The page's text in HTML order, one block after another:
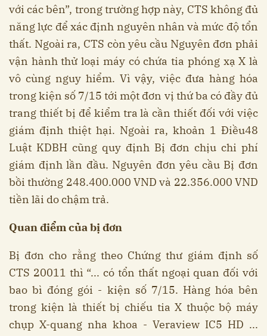
với các bên”, trong trường hợp này, CTS không đủ
năng lực để xác định nguyên nhân và mức độ tổn
thất. Ngoài ra, CTS còn yêu cầu Nguyên đơn phải
vận hành thử loại máy có chứa tia phóng xạ X là
vô cùng nguy hiểm. Vì vậy, việc đưa hàng hóa
trong kiện số 7/15 tới một đơn vị thứ ba có đầy đủ
trang thiết bị để kiểm tra là cần thiết đối với việc
giám định thiệt hại. Ngoài ra, khoản 1 Điều48
Luật KDBH cũng quy định Bị đơn chịu chi phí
giám định lần đầu. Nguyên đơn yêu cầu Bị đơn
bồi thường 248.400.000 VND và 22.356.000 VND
tiền lãi do chậm trả.
Quan điểm của bị đơn
Bị đơn cho rằng theo Chứng thư giám định số
CTS 20011 thì “... có tổn thất ngoại quan đối với
bao bì đóng gói - kiện số 7/15. Hàng hóa bên
trong kiện là thiết bị chiếu tia X thuộc bộ máy
chụp X-quang nha khoa - Veraview IC5 HD ...